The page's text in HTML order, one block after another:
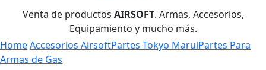
Venta de productos AIRSOFT. Armas, Accesorios,
Equipamiento y mucho más.
HomeAccesorios AirsoftPartes Tokyo MaruiPartes Para
Armas de Gas